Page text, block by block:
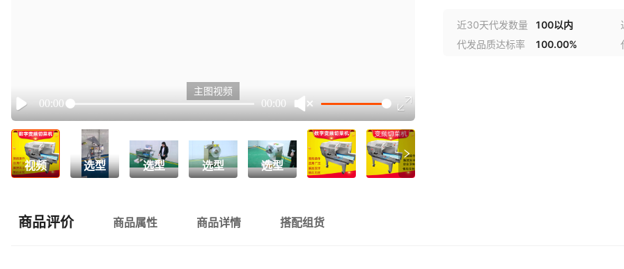
Play
00:00 00:00
主图视频
视频 选型 选型 选型 选型
BPQCJ-BRE 600
近30天代发数量 100以内
代发品质达标率
100.00%
商品评价 商品属性 商品详情 搭配组货